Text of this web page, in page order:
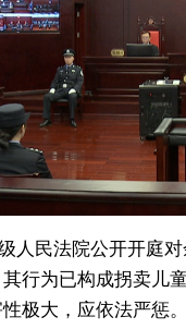
人民法院公开开庭
行为已构成拐卖儿
极大，应依法严惩